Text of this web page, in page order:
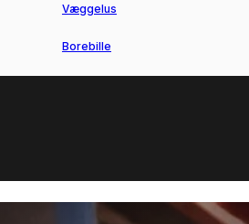
Væggelus
Borebille